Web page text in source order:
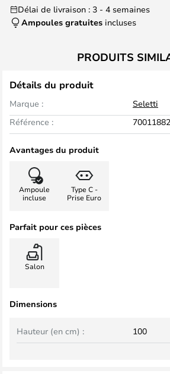
Délai de livraison : 3 - 4 semaines
Ampoules gratuites incluses
PRODUITS
Détails du produit
Marque :
Seletti
Référence :
70011882
Avantages du produit
Ampoule
incluse
Type C -
Prise Euro
Parfait pour ces pièces
Salon
Dimensions
Hauteur (en cm) : 100